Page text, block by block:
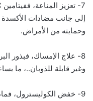
إلى جانب مضادات الأكسدة
وحمايته من الأمراض.
8- علاج الإمساك، فبذور
وغير قابلة للذوبان..، ما